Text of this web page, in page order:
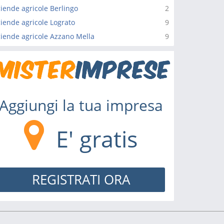
2
agricole Berlingo
9
agricole Lograto
9
agricole Azzano Mella
la tua impresa
E' gratis
REGISTRATI ORA